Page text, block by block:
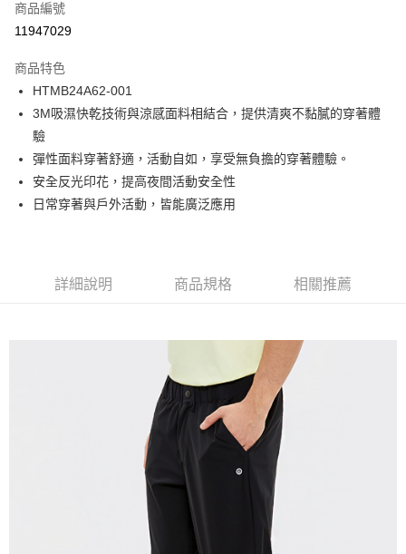
LINE Pay
街口支付
悠遊付
Google Pay
貨到付款
每筆NT$130，滿NT$1,000(含以上)免運費
商品編號
11947029
商品特色
HTMB24A62-001
3M吸濕快乾技術與涼感面料相結合，提供清爽不黏膩的穿著體
驗
彈性面料穿著舒適，活動自如，享受無負擔的穿著體驗。
安全反光印花，提高夜間活動安全性
日常穿著與戶外活動，皆能廣泛應用
詳細說明 商品規格 相關推薦